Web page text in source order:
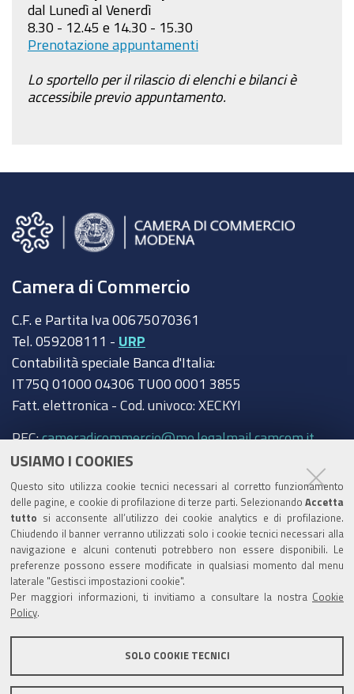
USIAMO I COOKIES
Questo sito utilizza cookie tecnici necessari al corretto funzionamento
delle pagine, e cookie di profilazione di terze parti. Selezionando Accetta
tutto si acconsente all’utilizzo dei cookie analytics e di profilazione.
Chiudendo il banner verranno utilizzati solo i cookie tecnici necessari alla
navigazione e alcuni contenuti potrebbero non essere disponibili. Le
preferenze possono essere modificate in qualsiasi momento dal menu
laterale "Gestisci impostazioni cookie".
Per maggiori informazioni, ti invitiamo a consultare la nostra Cookie
Policy
SOLO COOKIE TECNICI
dal Lunedì al Venerdì
8.30 - 12.45 e 14.30 - 15.30
Prenotazione appuntamenti
Lo sportello per il rilascio di elenchi e bilanci è
accessibile previo appuntamento.
Camera di Commercio
C.F. e Partita Iva 00675070361
Tel. 059208111 - URP
Contabilità speciale Banca d'Italia:
IT75Q 01000 04306 TU00 0001 3855
Fatt. elettronica - Cod. univoco: XECKYI
PEC:cameradicommercio@mo.legalmail.camcom.it
Trasparenza
Amministrazione trasparente
Albo Camerale
Pubblicità Legale
Area riservata Amministratori